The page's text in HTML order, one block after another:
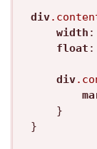
div
width :
float :
div
}